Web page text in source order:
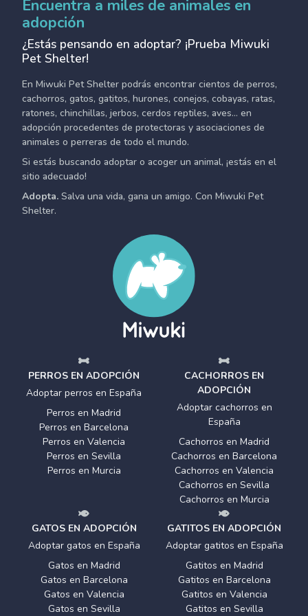
Encuentra a miles de animales en
adopción
¿Estás pensando en adoptar? ¡Prueba Miwuki
Pet Shelter!
En Miwuki Pet Shelter podrás encontrar cientos de perros,
cachorros, gatos, gatitos, hurones, conejos, cobayas, ratas,
ratones, chinchillas, jerbos, cerdos reptiles, aves... en
adopción procedentes de protectoras y asociaciones de
animales o perreras de todo el mundo.
Si estás buscando adoptar o acoger un animal, ¡estás en el
sitio adecuado!
Adopta. Salva una vida, gana un amigo. Con Miwuki Pet
Shelter.
PERROS EN ADOPCIÓN
Adoptar perros en España
Perros en Madrid
Perros en Barcelona
Perros en Valencia
Perros en Sevilla
Perros en Murcia
CACHORROS EN
ADOPCIÓN
Adoptar cachorros en
España
Cachorros en Madrid
Cachorros en Barcelona
Cachorros en Valencia
Cachorros en Sevilla
Cachorros en Murcia
GATOS EN ADOPCIÓN
Adoptar gatos en España
Gatos en Madrid
Gatos en Barcelona
Gatos en Valencia
Gatos en Sevilla
GATITOS EN ADOPCIÓN
Adoptar gatitos en España
Gatitos en Madrid
Gatitos en Barcelona
Gatitos en Valencia
Gatitos en Sevilla